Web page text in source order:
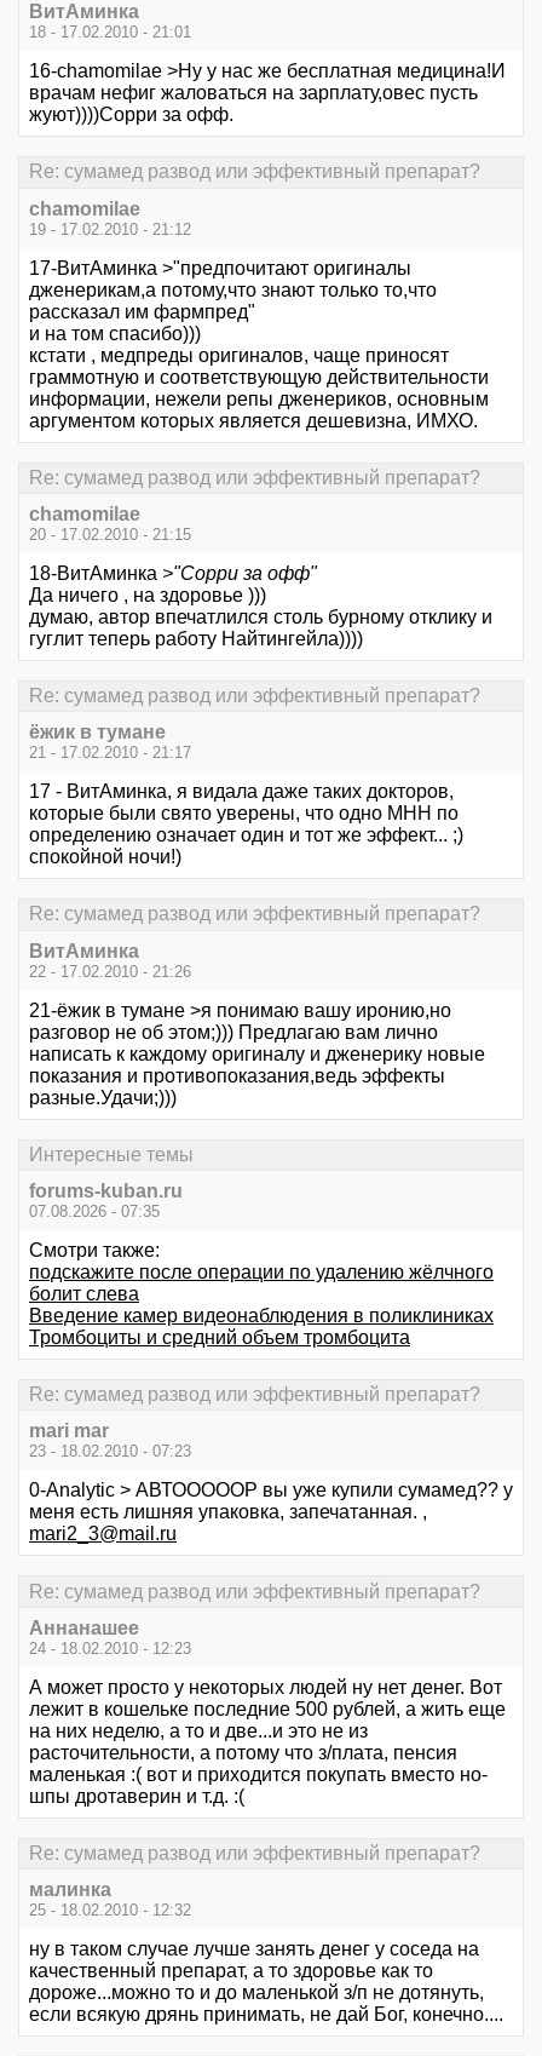
ВитАминка
18 - 17.02.2010 - 21:01
16-chamomilae >Ну у нас же бесплатная медицина!И
врачам нефиг жаловаться на зарплату,овес пусть
жуют))))Сорри за офф.
Re: сумамед развод или эффективный препарат?
chamomilae
19 - 17.02.2010 - 21:12
17-ВитАминка >"предпочитают оригиналы
дженерикам,а потому,что знают только то,что
рассказал им фармпред"
и на том спасибо)))
кстати , медпреды оригиналов, чаще приносят
граммотную и соответствующую действительности
информации, нежели репы дженериков, основным
аргументом которых является дешевизна, ИМХО.
Re: сумамед развод или эффективный препарат?
chamomilae
20 - 17.02.2010 - 21:15
18-ВитАминка >"Сорри за офф"
Да ничего , на здоровье )))
думаю, автор впечатлился столь бурному отклику и
гуглит теперь работу Найтингейла))))
Re: сумамед развод или эффективный препарат?
ёжик в тумане
21 - 17.02.2010 - 21:17
17 - ВитАминка, я видала даже таких докторов,
которые были свято уверены, что одно МНН по
определению означает один и тот же эффект... ;)
спокойной ночи!)
Re: сумамед развод или эффективный препарат?
ВитАминка
22 - 17.02.2010 - 21:26
21-ёжик в тумане >я понимаю вашу иронию,но
разговор не об этом;))) Предлагаю вам лично
написать к каждому оригиналу и дженерику новые
показания и противопоказания,ведь эффекты
разные.Удачи;)))
Интересные темы
forums-kuban.ru
07.08.2026 - 07:35
Смотри также:
подскажите после операции по удалению жёлчного
болит слева
Введение камер видеонаблюдения в поликлиниках
Тромбоциты и средний объем тромбоцита
Re: сумамед развод или эффективный препарат?
mari mar
23 - 18.02.2010 - 07:23
0-Analytic > АВТОООООР вы уже купили сумамед?? у
меня есть лишняя упаковка, запечатанная. ,
mari2_3@mail.ru
Re: сумамед развод или эффективный препарат?
Аннанашее
24 - 18.02.2010 - 12:23
А может просто у некоторых людей ну нет денег. Вот
лежит в кошельке последние 500 рублей, а жить еще
на них неделю, а то и две...и это не из
расточительности, а потому что з/плата, пенсия
маленькая :( вот и приходится покупать вместо но-
шпы дротаверин и т.д. :(
Re: сумамед развод или эффективный препарат?
малинка
25 - 18.02.2010 - 12:32
ну в таком случае лучше занять денег у соседа на
качественный препарат, а то здоровье как то
дороже...можно то и до маленькой з/п не дотянуть,
если всякую дрянь принимать, не дай Бог, конечно....